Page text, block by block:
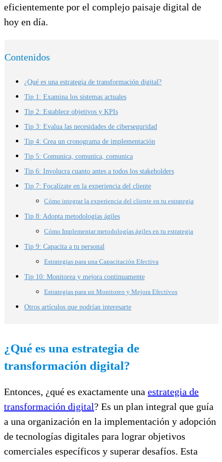
eficientemente por el complejo paisaje digital de
hoy en día.
Contenidos
¿Qué es una estrategia de transformación digital?
Tip 1: Examina los sistemas actuales
Tip 2: Establece objetivos y KPIs
Tip 3: Evalua las necesidades de ciberseguridad
Tip 4: Crea un cronograma de implementación
Tip 5: Comunica, comunica, comunica
Tip 6: Involucra cuanto antes a todos los stakeholders
Tip 7: Focalízate en la experiencia del cliente
Cómo integrar la experiencia del cliente en tu estrategia
Tip 8: Adopta metodologías ágiles
Cómo Implementar metodologías ágiles en tu estrategia
Tip 9: Capacita a tu personal
Estrategias para una Capacitación Efectiva
Tip 10: Monitorea y mejora continuamente
Estrategias para un Monitoreo y Mejora Efectivos
Otros artículos que podrían interesarte
¿Qué es una estrategia de
transformación digital?
Entonces, ¿qué es exactamente una estrategia de
transformación digital? Es un plan integral que guía
a una organización en la implementación y adopción
de tecnologías digitales para lograr objetivos
comerciales específicos y superar desafíos. Esta